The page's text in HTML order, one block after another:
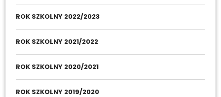
ROK SZKOLNY 2022/2023
ROK SZKOLNY 2021/2022
ROK SZKOLNY 2020/2021
ROK SZKOLNY 2019/2020